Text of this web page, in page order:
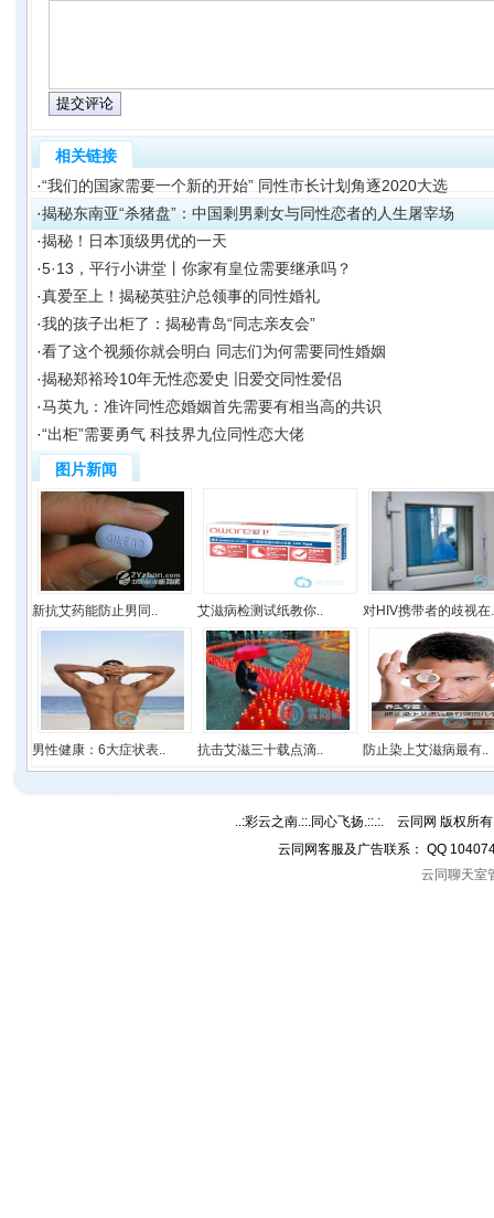
相关链接
·“我们的国家需要一个新的开始” 同性市长计划角逐2020大选
·揭秘东南亚“杀猪盘”：中国剩男剩女与同性恋者的人生屠宰场
·揭秘！日本顶级男优的一天
·5·13，平行小讲堂丨你家有皇位需要继承吗？
·真爱至上！揭秘英驻沪总领事的同性婚礼
·我的孩子出柜了：揭秘青岛“同志亲友会”
·看了这个视频你就会明白 同志们为何需要同性婚姻
·揭秘郑裕玲10年无性恋爱史 旧爱交同性爱侣
·马英九：准许同性恋婚姻首先需要有相当高的共识
·“出柜”需要勇气 科技界九位同性恋大佬
图片新闻
新抗艾药能防止男同.. 艾滋病检测试纸教你.. 对HIV携带者的歧视在
男性健康：6大症状表.. 抗击艾滋三十载点滴.. 防止染上艾滋病最有..
..:彩云之南.::.同心飞扬.::.:. 云同网 版权所
云同网客服及广告联系： QQ
云同聊天室